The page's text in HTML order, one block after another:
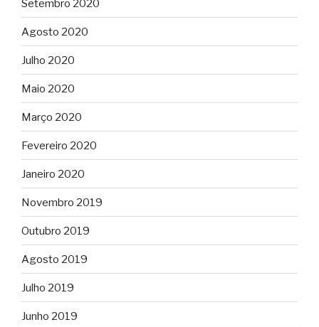
Setembro 2020
Agosto 2020
Julho 2020
Maio 2020
Março 2020
Fevereiro 2020
Janeiro 2020
Novembro 2019
Outubro 2019
Agosto 2019
Julho 2019
Junho 2019